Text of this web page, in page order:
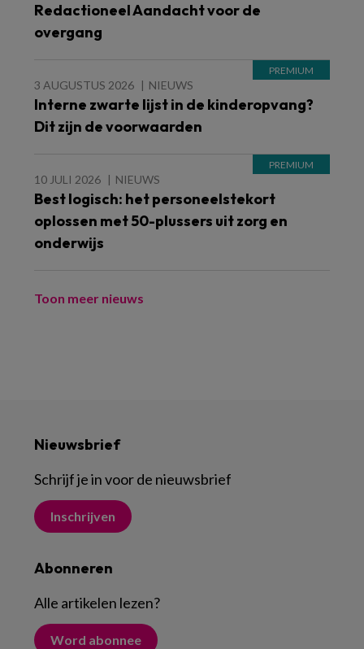
Redactioneel Aandacht voor de
overgang
3 AUGUSTUS 2026 NIEUWS
Interne zwarte lijst in de kinderopvang?
Dit zijn de voorwaarden
10 JULI 2026 NIEUWS
Best logisch: het personeelstekort
oplossen met 50-plussers uit zorg en
onderwijs
Toon meer nieuws
Nieuwsbrief
Schrijf je in voor de nieuwsbrief
Inschrijven
Abonneren
Alle artikelen lezen?
Word abonnee